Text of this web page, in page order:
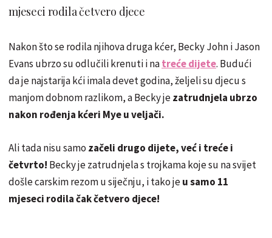
mjeseci rodila četvero djece
Nakon što se rodila njihova druga kćer, Becky John i Jason
Evans ubrzo su odlučili krenuti i natreće dijete. Budući
da je najstarija kći imala devet godina, željeli su djecu s
manjom dobnom razlikom, a Becky jezatrudnjela ubrzo
nakon rođenja kćeri Mye u veljači.
Ali tada nisu samo začeli drugo dijete, već i treće i
četvrto! Becky je zatrudnjela s trojkama koje su na svijet
došle carskim rezom u siječnju, i tako jeu samo 11
mjeseci rodila čak četvero djece!